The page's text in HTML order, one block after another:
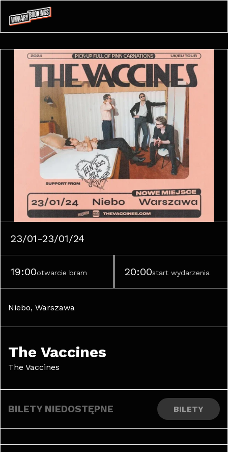
23/01-23/01/24
19:00otwarcie bram 20:00start wydarzenia
Niebo, Warszawa
The Vaccines
The Vaccines
BILETY NIEDOSTĘPNE BILETY